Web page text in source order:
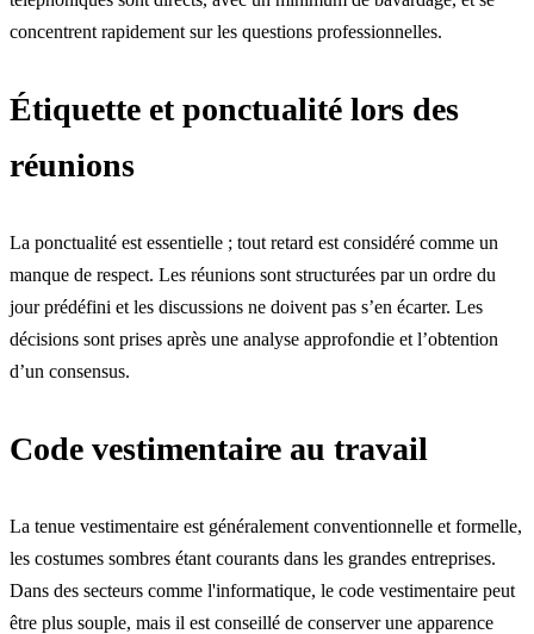
concentrent rapidement sur les questions professionnelles.
Étiquette et ponctualité lors des
réunions
La ponctualité est essentielle ; tout retard est considéré comme un
manque de respect. Les réunions sont structurées par un ordre du
jour prédéfini et les discussions ne doivent pas s’en écarter. Les
décisions sont prises après une analyse approfondie et l’obtention
d’un consensus.
Code vestimentaire au travail
La tenue vestimentaire est généralement conventionnelle et formelle,
les costumes sombres étant courants dans les grandes entreprises.
Dans des secteurs comme l'informatique, le code vestimentaire peut
être plus souple, mais il est conseillé de conserver une apparence